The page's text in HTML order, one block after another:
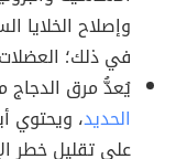
وإصلاح الخلايا
في ذلك؛
يُعدُّ مرق الدجاج
الحديد، ويحتوي
على تقليل خطر